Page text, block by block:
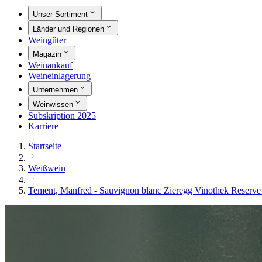
Unser Sortiment
Länder und Regionen
Weingüter
Magazin
Weinankauf
Weineinlagerung
Unternehmen
Weinwissen
Subskription 2025
Karriere
Startseite
Weißwein
Tement, Manfred - Sauvignon blanc Zieregg Vinothek